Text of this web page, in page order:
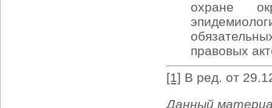
охране
правовых
[1] В ред. от
Данный